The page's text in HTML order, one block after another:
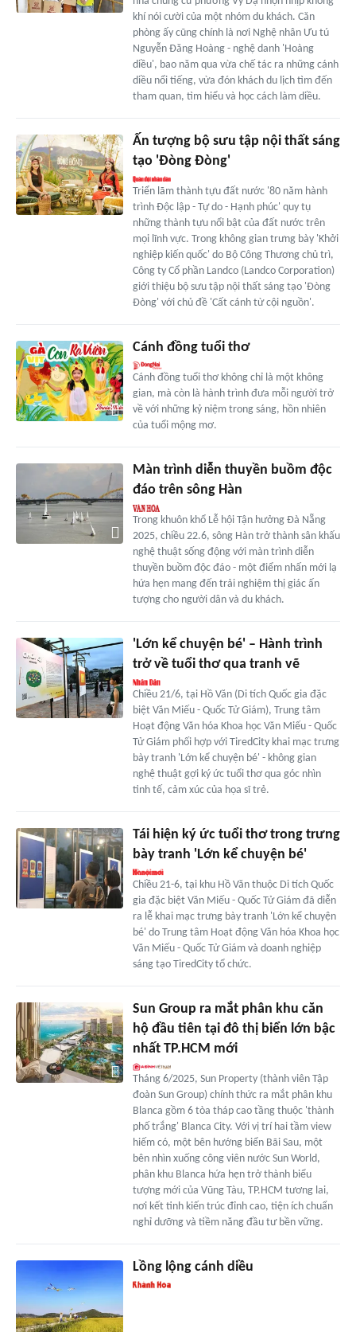
khí nói cười của một nhóm du khách. Căn
phòng ấy cũng chính là nơi Nghệ nhân Ưu tú
Nguyễn Đăng Hoàng - nghệ danh 'Hoàng
diều', bao năm qua vừa chế tác ra những cánh
diều nổi tiếng, vừa đón khách du lịch tìm đến
tham quan, tìm hiểu và học cách làm diều.
Ấn tượng bộ sưu tập nội thất sáng
tạo 'Đòng Đòng'
Triển lãm thành tựu đất nước '80 năm hành
trình Độc lập - Tự do - Hạnh phúc' quy tụ
những thành tựu nổi bật của đất nước trên
mọi lĩnh vực. Trong không gian trưng bày 'Khởi
nghiệp kiến quốc' do Bộ Công Thương chủ trì,
Công ty Cổ phần Landco (Landco Corporation)
giới thiệu bộ sưu tập nội thất sáng tạo 'Đòng
Đòng' với chủ đề 'Cất cánh từ cội nguồn'.
Cánh đồng tuổi thơ
Cánh đồng tuổi thơ không chỉ là một không
gian, mà còn là hành trình đưa mỗi người trở
về với những kỷ niệm trong sáng, hồn nhiên
của tuổi mộng mơ.
Màn trình diễn thuyền buồm độc
đáo trên sông Hàn
Trong khuôn khổ Lễ hội Tận hưởng Đà Nẵng
2025, chiều 22.6, sông Hàn trở thành sân khấu
nghệ thuật sống động với màn trình diễn
thuyền buồm độc đáo - một điểm nhấn mới lạ
hứa hẹn mang đến trải nghiệm thị giác ấn
tượng cho người dân và du khách.
'Lớn kể chuyện bé' – Hành trình
trở về tuổi thơ qua tranh vẽ
Chiều 21/6, tại Hồ Văn (Di tích Quốc gia đặc
biệt Văn Miếu - Quốc Tử Giám), Trung tâm
Hoạt động Văn hóa Khoa học Văn Miếu - Quốc
Tử Giám phối hợp với TiredCity khai mạc trưng
bày tranh 'Lớn kể chuyện bé' - không gian
nghệ thuật gợi ký ức tuổi thơ qua góc nhìn
tinh tế, cảm xúc của họa sĩ trẻ.
Tái hiện ký ức tuổi thơ trong trưng
bày tranh 'Lớn kể chuyện bé'
Chiều 21-6, tại khu Hồ Văn thuộc Di tích Quốc
gia đặc biệt Văn Miếu - Quốc Tử Giám đã diễn
ra lễ khai mạc trưng bày tranh 'Lớn kể chuyện
bé' do Trung tâm Hoạt động Văn hóa Khoa học
Văn Miếu - Quốc Tử Giám và doanh nghiệp
sáng tạo TiredCity tổ chức.
Sun Group ra mắt phân khu căn
hộ đầu tiên tại đô thị biển lớn bậc
nhất TP.HCM mới
Tháng 6/2025, Sun Property (thành viên Tập
đoàn Sun Group) chính thức ra mắt phân khu
Blanca gồm 6 tòa tháp cao tầng thuộc 'thành
phố trắng' Blanca City. Với vị trí hai tầm view
hiếm có, một bên hướng biển Bãi Sau, một
bên nhìn xuống công viên nước Sun World,
phân khu Blanca hứa hẹn trở thành biểu
tượng mới của Vũng Tàu, TP.HCM tương lai,
nơi kết tinh kiến trúc đỉnh cao, tiện ích chuẩn
nghỉ dưỡng và tiềm năng đầu tư bền vững.
Lồng lộng cánh diều